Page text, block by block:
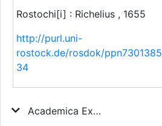
Rostochi[i] : Richelius , 1655
http://purl.uni-
rostock.de/rosdok/ppn7301385
34
Academica Exercitatio Continens De Demonstratione Scientifica, Officio Magistratus Civilis circa Sacra, Imaginationum Efficacia